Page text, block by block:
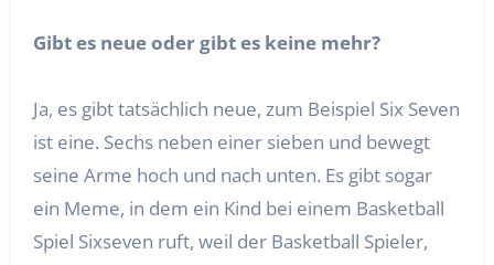
Gibt es neue oder gibt es keine mehr?
Ja, es gibt tatsächlich neue, zum Beispiel Six Seven
ist eine. Sechs neben einer sieben und bewegt
seine Arme hoch und nach unten. Es gibt sogar
ein Meme, in dem ein Kind bei einem Basketball
Spiel Sixseven ruft, weil der Basketball Spieler,